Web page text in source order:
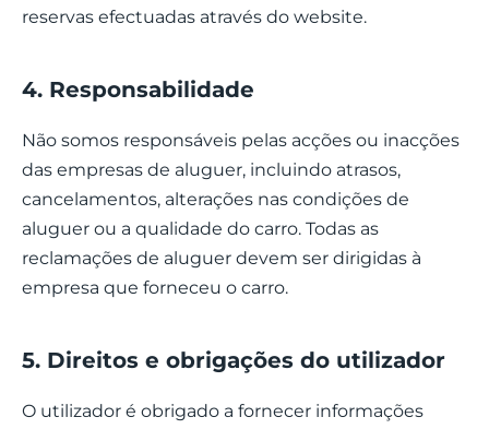
reservas efectuadas através do website.
4. Responsabilidade
Não somos responsáveis pelas acções ou inacções
das empresas de aluguer, incluindo atrasos,
cancelamentos, alterações nas condições de
aluguer ou a qualidade do carro. Todas as
reclamações de aluguer devem ser dirigidas à
empresa que forneceu o carro.
5. Direitos e obrigações do utilizador
O utilizador é obrigado a fornecer informações